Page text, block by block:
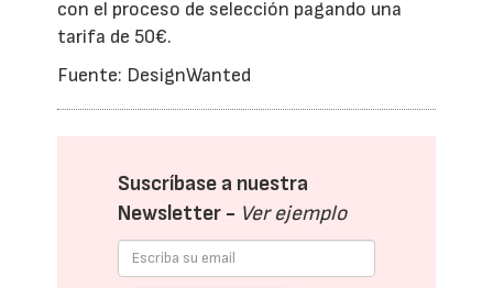
con el proceso de selección pagando una
tarifa de 50€.
Fuente: DesignWanted
Suscríbase a nuestra
Newsletter - Ver ejemplo